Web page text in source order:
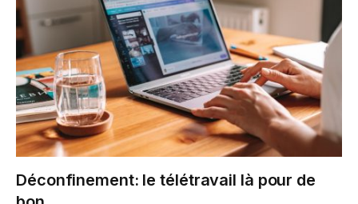
Déconfinement: le télétravail là pour de